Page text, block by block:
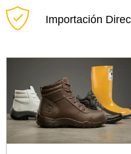
Importación